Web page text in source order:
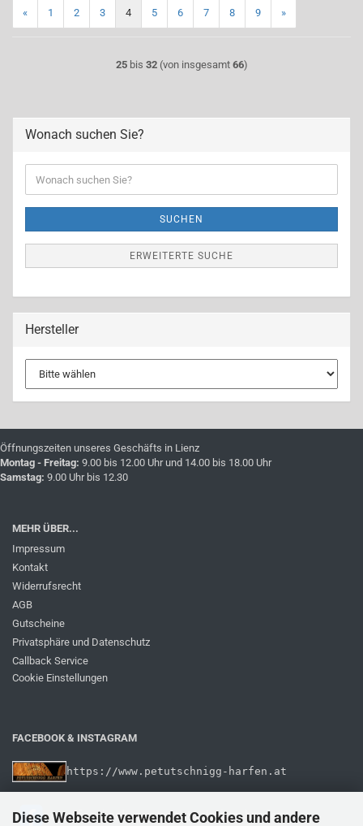
Diese Webseite verwendet Cookies und andere
« 1 2 3 4 5 6 7 8 9 »
25bis 32(von insgesamt 66)
Wonach suchen Sie?
suchen
SUCHEN
ERWEITERTE SUCHE
Hersteller
Öffnungszeiten unseres Geschäfts in Lienz
Montag - Freitag: 9.00 bis 12.00 Uhr und 14.00 bis 18.00 Uhr
Samstag: 9.00 Uhr bis 12.30
MEHR ÜBER...
Impressum
Kontakt
Widerrufsrecht
AGB
Gutscheine
Privatsphäre und Datenschutz
Callback Service
Cookie Einstellungen
FACEBOOK & INSTAGRAM
https://www.petutschnigg-harfen.at